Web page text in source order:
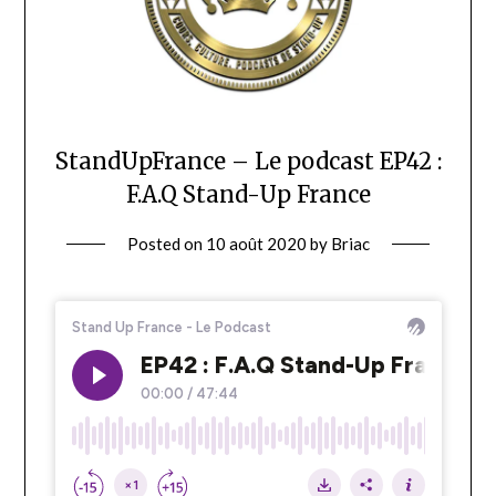
StandUpFrance – Le podcast EP42 :
F.A.Q Stand-Up France
Posted on 10 août 2020 by Briac